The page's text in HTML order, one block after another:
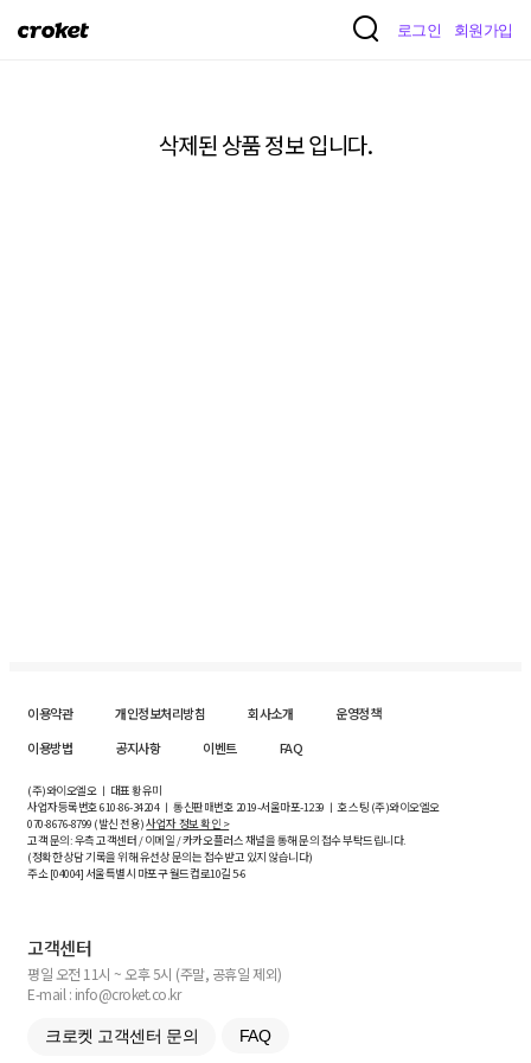
크
로그인 회원가입
삭제된 상품 정보 입니다.
이용약관 개인정보처리방침 회사소개
운영정책
이용방법
공지사항 이벤트 FAQ
(주)와이오엘오 ㅣ 대표 황유미
사업자등록번호610-86-34204ㅣ 통신판매번호 2019-서울마포-1239 ㅣ 호스팅 (주)와이오엘오
070-8676-8799 (발신 전용)사업자 정보 확인 >
고객 문의: 우측 고객센터 / 이메일 / 카카오플러스 채널을 통해 문의 접수 부탁드립니다.
(정확한 상담 기록을 위해 유선상 문의는 접수받고 있지 않습니다)
주소 [04004] 서울특별시 마포구 월드컵로10길5-6
고객센터
평일 오전 11시 ~ 오후 5시 (주말, 공휴일 제외)
E-mail : info@croket.co.kr
크로켓 고객센터 문의 FAQ